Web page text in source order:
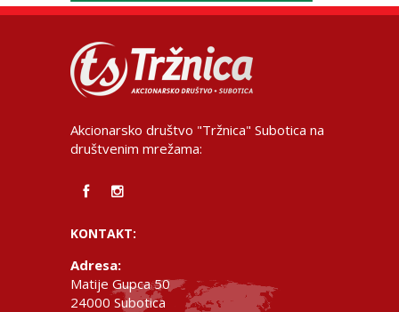
Akcionarsko društvo "Tržnica" Subotica na
društvenim mrežama:
KONTAKT:
Adresa:
Matije Gupca 50
24000 Subotica